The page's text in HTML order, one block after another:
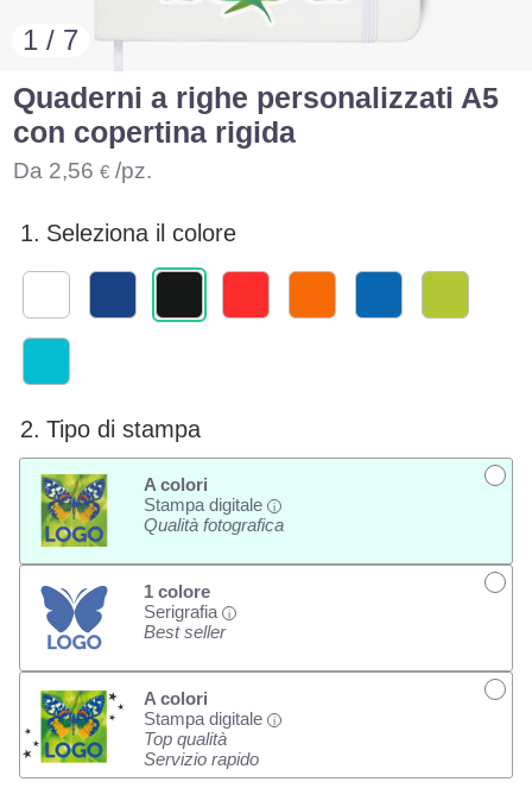
1 / 7
Quaderni a righe personalizzati A5
con copertina rigida
Da 2,56 € /pz.
1. Seleziona il colore
2. Tipo di stampa
A colori
Stampa digitale
i
Qualità fotografica
1 colore
Serigrafia
i
Best seller
A colori
Stampa digitale
i
Top qualità
Servizio rapido